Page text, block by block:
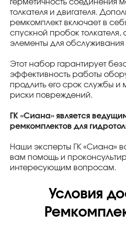
герметичность соединения
толкателя и двигателя.
ремкомплект включает в
спускной пробок
элементы для обслуживания
Этот набор гарантирует
эффективность работы
продлить его срок службы и
риски повреждений.
ГК «Сиана» является
ремкомплектов для
Наши эксперты ГК «Сиана»
вам помощь и
интересующим вопросам.
Условия